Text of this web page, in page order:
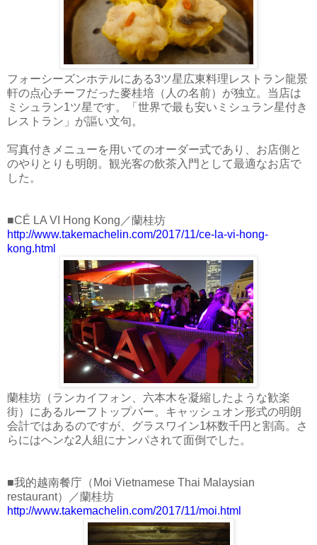
フォーシーズンホテルにある3ツ星広東料理レストラン龍景
軒の点心チーフだった麥桂培（人の名前）が独立。当店は
ミシュラン1ツ星です。「世界で最も安いミシュラン星付き
レストラン」が謳い文句。
写真付きメニューを用いてのオーダー式であり、お店側と
のやりとりも明朗。観光客の飲茶入門として最適なお店で
した。
■CÉ LA VI Hong Kong／蘭桂坊
http://www.takemachelin.com/2017/11/ce-la-vi-hong-
kong.html
蘭桂坊（ランカイフォン、六本木を凝縮したような歓楽
街）にあるルーフトップバー。キャッシュオン形式の明朗
会計ではあるのですが、グラスワイン1杯数千円と割高。さ
らにはヘンな2人組にナンパされて面倒でした。
■我的越南餐庁（Moi Vietnamese Thai Malaysian
restaurant）／蘭桂坊
http://www.takemachelin.com/2017/11/moi.html